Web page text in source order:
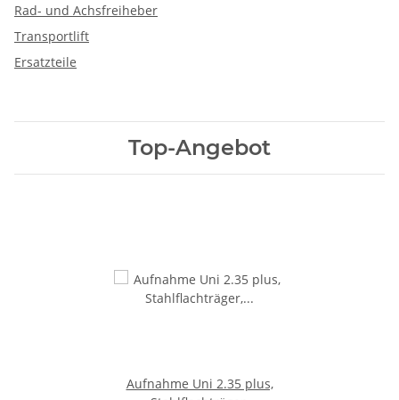
Rad- und Achsfreiheber
Transportlift
Ersatzteile
Top-Angebot
Aufnahme Uni 2.35 plus,